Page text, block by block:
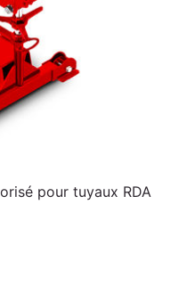
pour tuyaux RDA